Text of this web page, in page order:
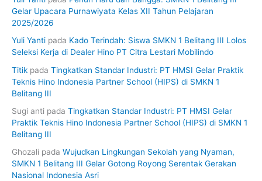
Gelar Upacara Purnawiyata Kelas XII Tahun Pelajaran
2025/2026
Yuli Yanti pada Kado Terindah: Siswa SMKN 1 Belitang III Lolos
Seleksi Kerja di Dealer Hino PT Citra Lestari Mobilindo
Titik pada Tingkatkan Standar Industri: PT HMSI Gelar Praktik
Teknis Hino Indonesia Partner School (HIPS) di SMKN 1
Belitang III
Sugi anti pada Tingkatkan Standar Industri: PT HMSI Gelar
Praktik Teknis Hino Indonesia Partner School (HIPS) di SMKN 1
Belitang III
Ghozali pada Wujudkan Lingkungan Sekolah yang Nyaman,
SMKN 1 Belitang III Gelar Gotong Royong Serentak Gerakan
Nasional Indonesia Asri